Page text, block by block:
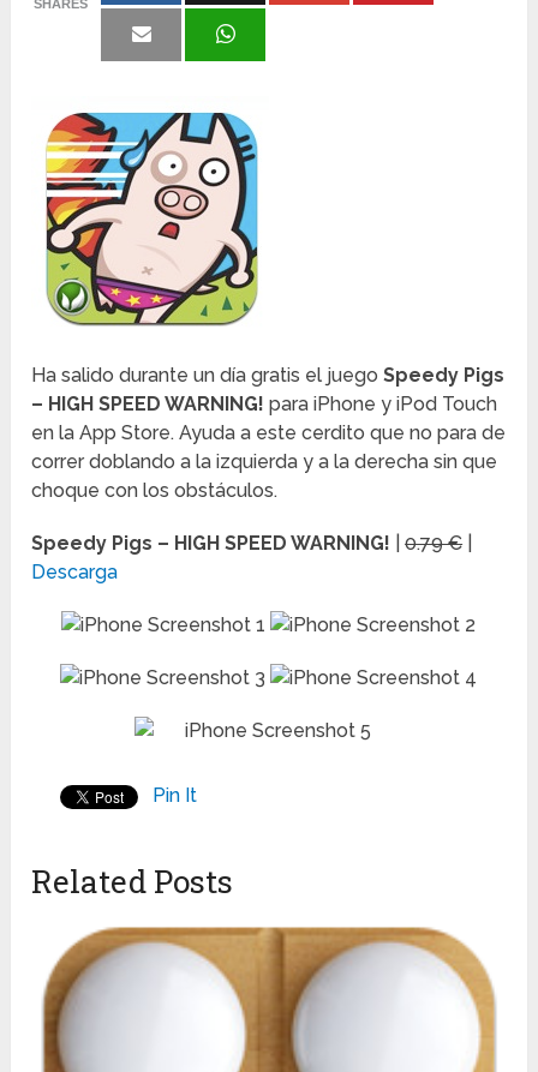
SHARES
Ha salido durante un día gratis el juegoSpeedy Pigs
– HIGH SPEED WARNING!para iPhone y iPod Touch
en la App Store. Ayuda a este cerdito que no para de
correr doblando a la izquierda y a la derecha sin que
choque con los obstáculos.
Speedy Pigs – HIGH SPEED WARNING! |0.79 €
Descarga
Pin It
Related Posts